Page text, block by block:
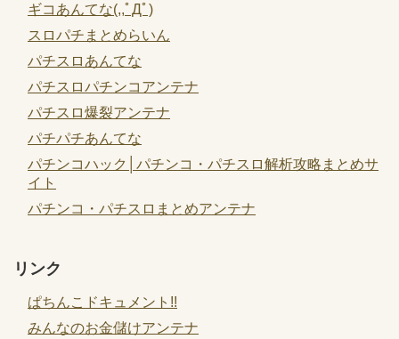
ギコあんてな(,,ﾟДﾟ)
スロパチまとめらいん
パチスロあんてな
パチスロパチンコアンテナ
パチスロ爆裂アンテナ
パチパチあんてな
パチンコハック│パチンコ・パチスロ解析攻略まとめサ
イト
パチンコ・パチスロまとめアンテナ
リンク
ぱちんこドキュメント!!
みんなのお金儲けアンテナ